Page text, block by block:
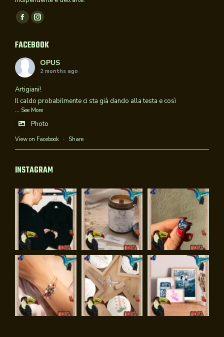
Ci puoi trovare su:
Facebook
opens
in
new
window
Instagram
opens
in
new
window
FACEBOOK
OPUS
2 months ago
Artigiani!
Il caldo probabilmente ci sta già dando alla testa e così
... See More
Photo
View on Facebook · Share
INSTAGRAM